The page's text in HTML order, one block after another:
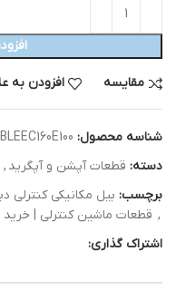
مقایسه افزودن به
شناسه محصول:
دسته: قطعات آپشن و آپگرید ,
برچسب: بیل مکانیکی کنترلی
, قطعات ماشین کنترلی | خرید
اشتراک گذاری: